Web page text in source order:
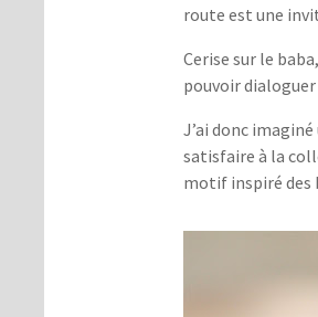
route est une
Cerise sur le
pouvoir
J’ai donc
satisfaire à la
motif inspiré des